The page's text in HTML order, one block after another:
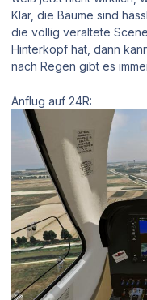
Klar, die Bäume sind
die völlig veraltete
Hinterkopf hat, dann
nach Regen gibt es
Anflug auf 24R: